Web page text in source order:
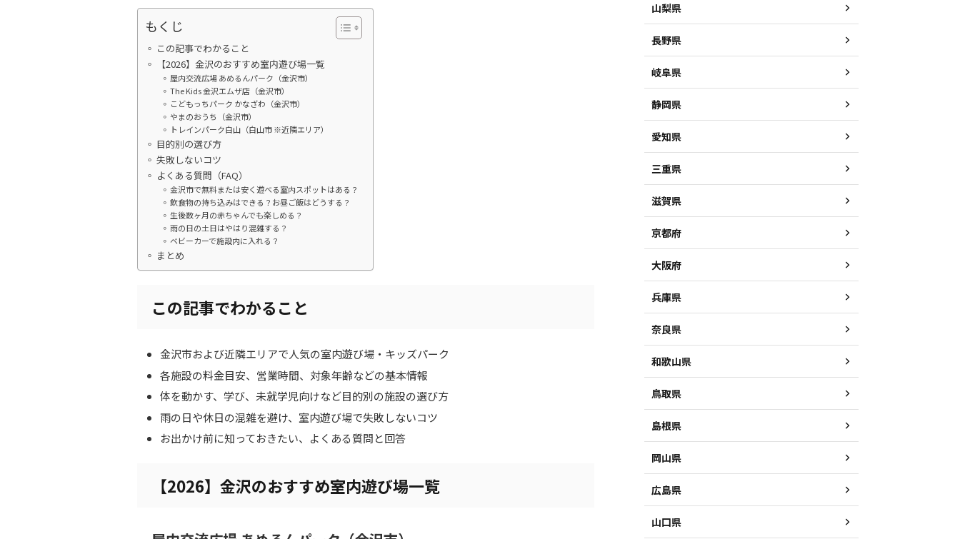
もくじ
この記事でわかること
【2026】金沢のおすすめ室内遊び場一覧
屋内交流広場 あめるんパーク（金沢市）
The Kids 金沢エムザ店（金沢市）
こどもっちパーク かなざわ（金沢市）
やまのおうち（金沢市）
トレインパーク白山（白山市 ※近隣エリア）
目的別の選び方
失敗しないコツ
よくある質問（FAQ）
金沢市で無料または安く遊べる室内スポットはある？
飲食物の持ち込みはできる？お昼ご飯はどうする？
生後数ヶ月の赤ちゃんでも楽しめる？
雨の日の土日はやはり混雑する？
ベビーカーで施設内に入れる？
まとめ
この記事でわかること
金沢市および近隣エリアで人気の室内遊び場・キッズパーク
各施設の料金目安、営業時間、対象年齢などの基本情報
体を動かす、学び、未就学児向けなど目的別の施設の選び方
雨の日や休日の混雑を避け、室内遊び場で失敗しないコツ
お出かけ前に知っておきたい、よくある質問と回答
【2026】金沢のおすすめ室内遊び場一覧
山梨県
長野県
岐阜県
静岡県
愛知県
三重県
滋賀県
京都府
大阪府
兵庫県
奈良県
和歌山県
鳥取県
島根県
岡山県
広島県
山口県